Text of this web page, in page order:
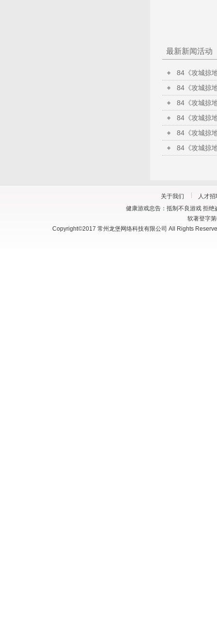
最新新闻活动
关于我们
人才招
健康游戏忠告：抵制不良游戏 拒
软著登字
Copyright©2017 常州龙堡网络科技有限公司 All Rights